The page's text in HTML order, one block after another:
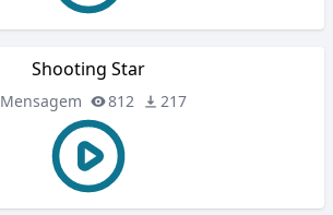
Shooting Star
Mensagem 812 217